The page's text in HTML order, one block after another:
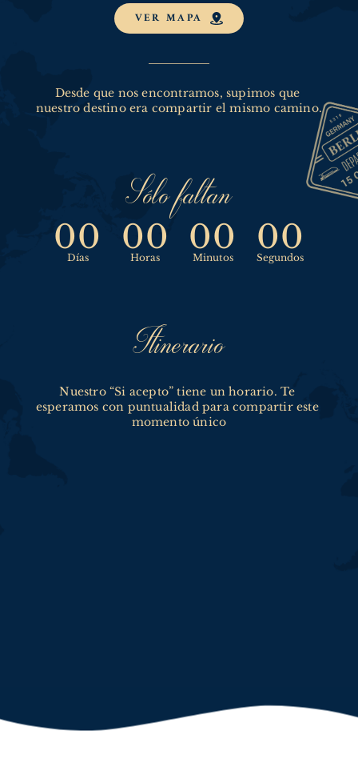
VER MAPA
Desde que nos encontramos, supimos que
nuestro destino era compartir el mismo camino.
Sólo faltan
00
Días
00
Horas
00
Minutos
00
Segundos
Itinerario
Nuestro “Si acepto” tiene un horario. Te
esperamos con puntualidad para compartir este
momento único